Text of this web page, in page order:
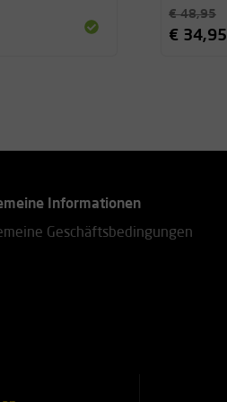
€ 48,95
€ 34,95
Informationen
Geschäftsbedingungen